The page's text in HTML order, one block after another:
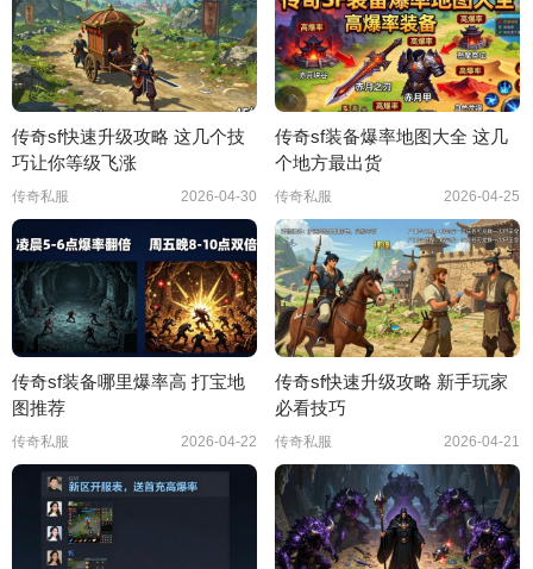
传奇sf快速升级攻略 这几个技
巧让你等级飞涨
传奇私服 2026-04-30
传奇sf装备爆率地图大全 这几
个地方最出货
传奇私服 2026-04-25
传奇sf装备哪里爆率高 打宝地
图推荐
传奇私服 2026-04-22
传奇sf快速升级攻略 新手玩家
必看技巧
传奇私服 2026-04-21